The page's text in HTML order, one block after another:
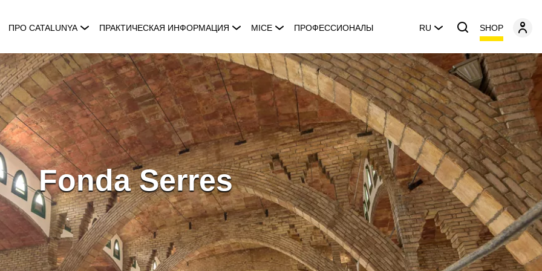
ПРО CATALUNYA ПРАКТИЧЕСКАЯ ИНФОРМАЦИЯ MICE ПРОФЕССИОНАЛЫ RU SHOP
Fonda Serres